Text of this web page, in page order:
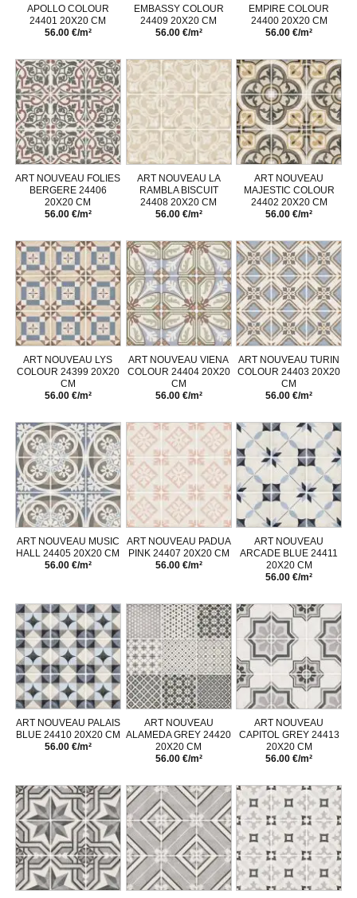
APOLLO COLOUR
24401 20X20 CM
56.00 €/m²
EMBASSY COLOUR
24409 20X20 CM
56.00 €/m²
EMPIRE COLOUR
24400 20X20 CM
56.00 €/m²
ART NOUVEAU FOLIES
BERGERE 24406
20X20 CM
56.00 €/m²
ART NOUVEAU LA
RAMBLA BISCUIT
24408 20X20 CM
56.00 €/m²
ART NOUVEAU
MAJESTIC COLOUR
24402 20X20 CM
56.00 €/m²
ART NOUVEAU LYS
COLOUR 24399 20X20
CM
56.00 €/m²
ART NOUVEAU VIENA
COLOUR 24404 20X20
CM
56.00 €/m²
ART NOUVEAU TURIN
COLOUR 24403 20X20
CM
56.00 €/m²
ART NOUVEAU MUSIC
HALL 24405 20X20 CM
56.00 €/m²
ART NOUVEAU PADUA
PINK 24407 20X20 CM
56.00 €/m²
ART NOUVEAU
ARCADE BLUE 24411
20X20 CM
56.00 €/m²
ART NOUVEAU PALAIS
BLUE 24410 20X20 CM
56.00 €/m²
ART NOUVEAU
ALAMEDA GREY 24420
20X20 CM
56.00 €/m²
ART NOUVEAU
CAPITOL GREY 24413
20X20 CM
56.00 €/m²